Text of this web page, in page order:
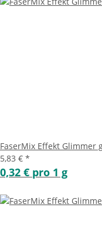
FaserMix Effekt Glimmer
5,83 € *
0,32 € pro 1 g